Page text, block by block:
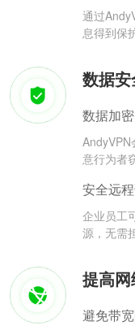
通过
息得到保
数据
数据加密
AndyVPN
意行为者
安全远
企业员工
源，无需
提高
避免带